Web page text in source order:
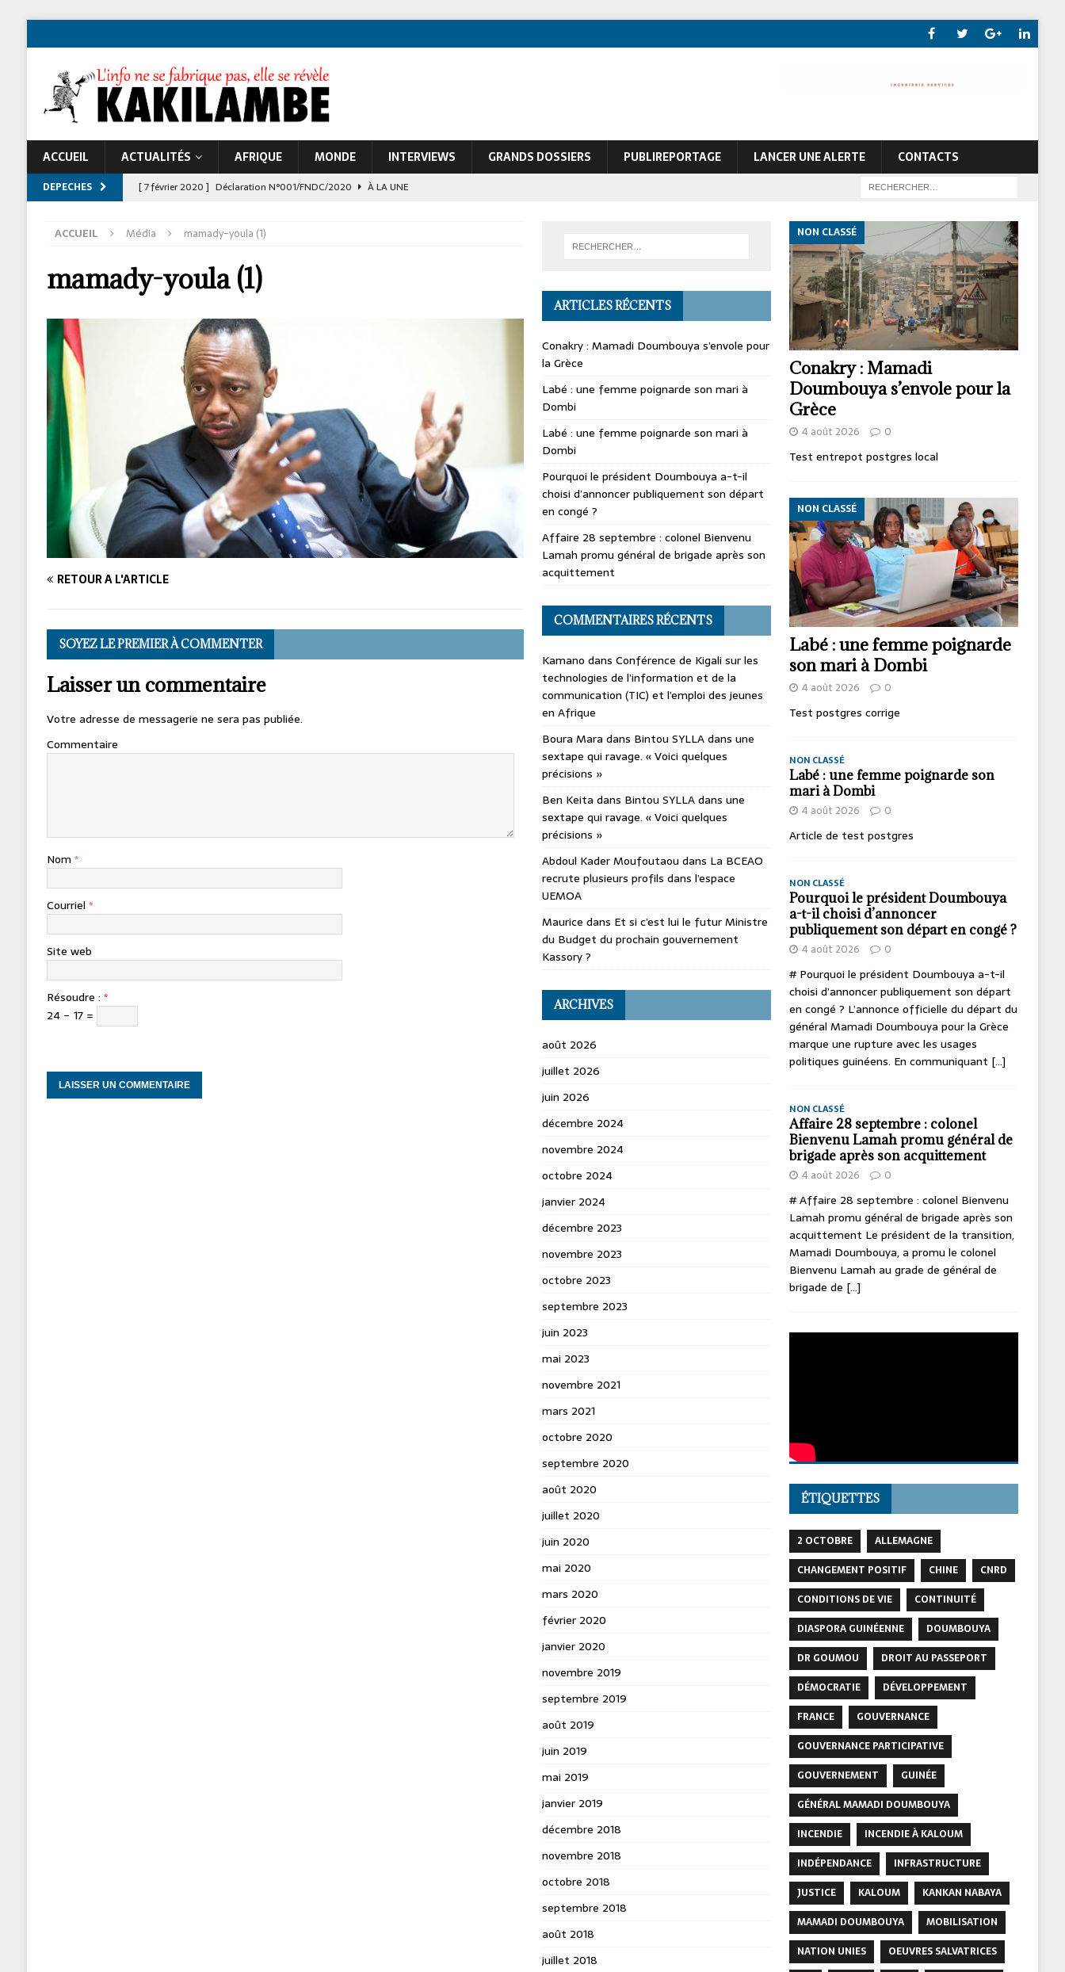
ACCUEIL ACTUALITÉS AFRIQUE MONDE INTERVIEWS GRANDS DOSSIERS PUBLIREPORTAGE LANCER UNE ALERTE CONTACTS
DEPECHES [ 7 février 2020 ] Déclaration N°001/FNDC/2020
À LA UNE
À LA UNE
ACCUEIL Média mamady-youla (1)
mamady-youla (1)
RETOUR À L'ARTICLE
SOYEZ LE PREMIER À COMMENTER
Laisser un commentaire
Votre adresse de messagerie ne sera pas publiée.
Commentaire
Nom *
Courriel *
Site web
Résoudre : *
24 − 17 =
ARTICLES RÉCENTS
Conakry : Mamadi Doumbouya s’envole pour
la Grèce
Labé : une femme poignarde son mari à
Dombi
Labé : une femme poignarde son mari à
Dombi
Pourquoi le président Doumbouya a-t-il
choisi d’annoncer publiquement son départ
en congé ?
Affaire 28 septembre : colonel Bienvenu
Lamah promu général de brigade après son
acquittement
COMMENTAIRES RÉCENTS
Kamano dans Conférence de Kigali sur les
technologies de l’information et de la
communication (TIC) et l’emploi des jeunes
en Afrique
Boura Mara dans Bintou SYLLA dans une
sextape qui ravage. « Voici quelques
précisions »
Ben Keita dans Bintou SYLLA dans une
sextape qui ravage. « Voici quelques
précisions »
Abdoul Kader Moufoutaou dans La BCEAO
recrute plusieurs profils dans l’espace
UEMOA
Maurice dans Et si c’est lui le futur Ministre
du Budget du prochain gouvernement
Kassory ?
ARCHIVES
août 2026
juillet 2026
juin 2026
décembre 2024
novembre 2024
octobre 2024
janvier 2024
décembre 2023
novembre 2023
octobre 2023
septembre 2023
juin 2023
mai 2023
novembre 2021
mars 2021
octobre 2020
septembre 2020
août 2020
juillet 2020
juin 2020
mai 2020
mars 2020
février 2020
janvier 2020
novembre 2019
septembre 2019
août 2019
juin 2019
mai 2019
janvier 2019
décembre 2018
novembre 2018
octobre 2018
septembre 2018
août 2018
juillet 2018
Conakry : Mamadi
Doumbouya s’envole pour la
Grèce
NON CLASSÉ
4 août 2026 0
Test entrepot postgres local
Labé : une femme poignarde
son mari à Dombi
NON CLASSÉ
4 août 2026 0
Test postgres corrige
NON CLASSÉ
Labé : une femme poignarde son
mari à Dombi
4 août 2026 0
Article de test postgres
NON CLASSÉ
Pourquoi le président Doumbouya
a-t-il choisi d’annoncer
publiquement son départ en congé ?
4 août 2026 0
# Pourquoi le président Doumbouya a-t-il
choisi d’annoncer publiquement son départ
en congé ? L’annonce officielle du départ du
général Mamadi Doumbouya pour la Grèce
marque une rupture avec les usages
politiques guinéens. En communiquant [...]
NON CLASSÉ
Affaire 28 septembre : colonel
Bienvenu Lamah promu général de
brigade après son acquittement
4 août 2026 0
# Affaire 28 septembre : colonel Bienvenu
Lamah promu général de brigade après son
acquittement Le président de la transition,
Mamadi Doumbouya, a promu le colonel
Bienvenu Lamah au grade de général de
brigade de [...]
ÉTIQUETTES
2 OCTOBRE
ALLEMAGNE
CHANGEMENT POSITIF
CHINE
CNRD
CONDITIONS DE VIE
CONTINUITÉ
DIASPORA GUINÉENNE
DOUMBOUYA
DR GOUMOU
DROIT AU PASSEPORT
DÉMOCRATIE
DÉVELOPPEMENT
FRANCE
GOUVERNANCE
GOUVERNANCE PARTICIPATIVE
GOUVERNEMENT
GUINÉE
GÉNÉRAL MAMADI DOUMBOUYA
INCENDIE
INCENDIE À KALOUM
INDÉPENDANCE
INFRASTRUCTURE
JUSTICE
KALOUM
KANKAN NABAYA
MAMADI DOUMBOUYA
MOBILISATION
NATION UNIES
OEUVRES SALVATRICES